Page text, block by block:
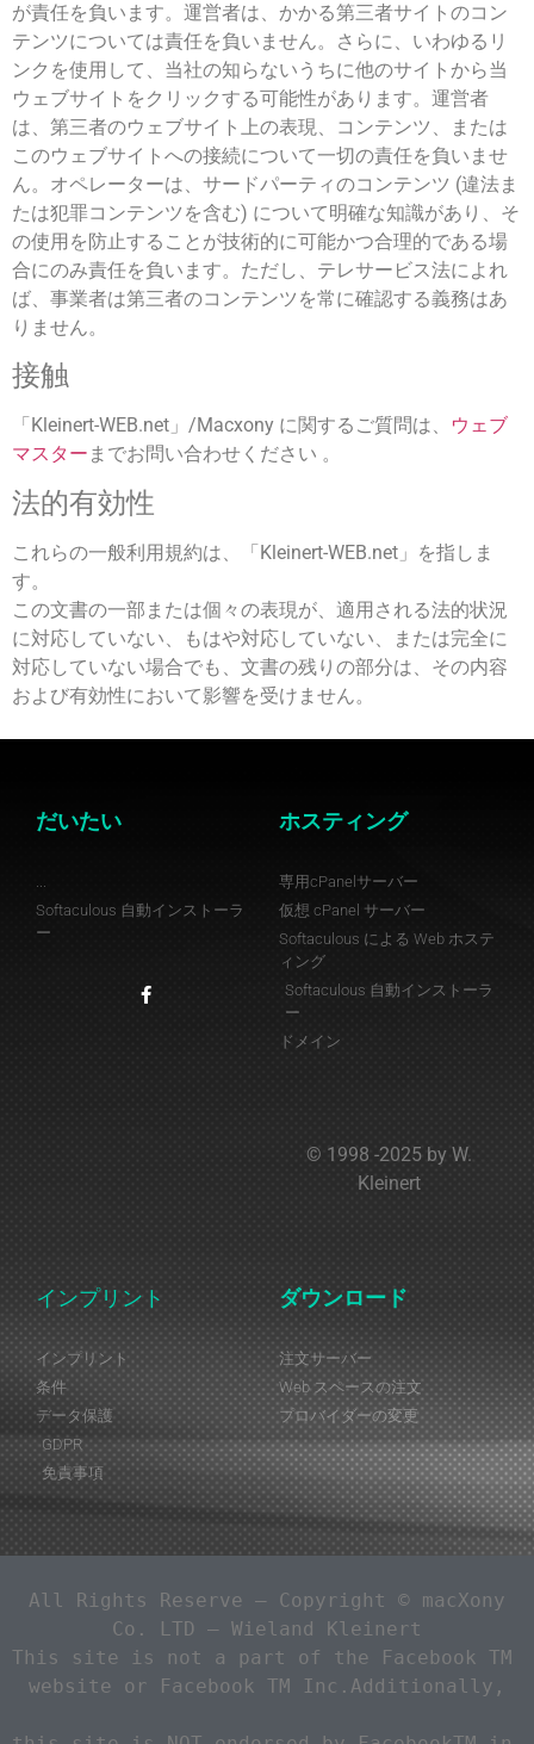
が責任を負います。運営者は、かかる第三者サイトのコン
テンツについては責任を負いません。さらに、いわゆるリ
ンクを使用して、当社の知らないうちに他のサイトから当
ウェブサイトをクリックする可能性があります。運営者
は、第三者のウェブサイト上の表現、コンテンツ、または
このウェブサイトへの接続について一切の責任を負いませ
ん。オペレーターは、サードパーティのコンテンツ (違法ま
たは犯罪コンテンツを含む) について明確な知識があり、そ
の使用を防止することが技術的に可能かつ合理的である場
合にのみ責任を負います。ただし、テレサービス法によれ
ば、事業者は第三者のコンテンツを常に確認する義務はあ
りません。
接触
「Kleinert-WEB.net」/Macxony に関するご質問は、
ウェブ
マスター までお問い合わせください 。
法的有効性
これらの一般利用規約は、「Kleinert-WEB.net」を指しま
す。
この文書の一部または個々の表現が、適用される法的状況
に対応していない、もはや対応していない、または完全に
対応していない場合でも、文書の残りの部分は、その内容
および有効性において影響を受けません。
だいたい
...
Softaculous 自動インストーラ
ー
ホスティング
専用cPanelサーバー
仮想 cPanel サーバー
Softaculous による Web ホステ
ィング
Softaculous 自動インストーラ
ー
ドメイン
© 1998 -2025 by W.
Kleinert
インプリント
インプリント
条件
データ保護
GDPR
免責事項
ダウンロード
注文サーバー
Web スペースの注文
プロバイダーの変更
All Rights Reserve – Copyright © macXony
Co. LTD – Wieland Kleinert
This site is not a part of the Facebook TM
website or Facebook TM Inc.Additionally,